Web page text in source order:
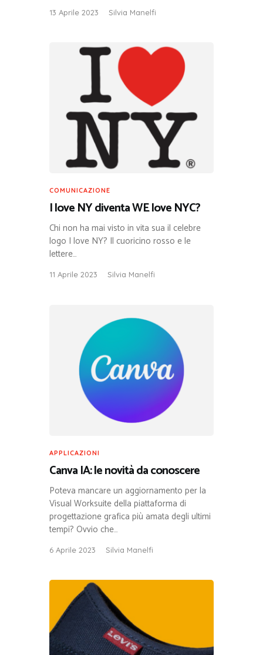
13 Aprile 2023 Silvia Manelfi
COMUNICAZIONE
I love NY diventa WE love NYC?
Chi non ha mai visto in vita sua il celebre
logo I love NY? Il cuoricino rosso e le
lettere…
11 Aprile 2023 Silvia Manelfi
APPLICAZIONI
Canva IA: le novità da conoscere
Poteva mancare un aggiornamento per la
Visual Worksuite della piattaforma di
progettazione grafica più amata degli ultimi
tempi? Ovvio che…
6 Aprile 2023 Silvia Manelfi